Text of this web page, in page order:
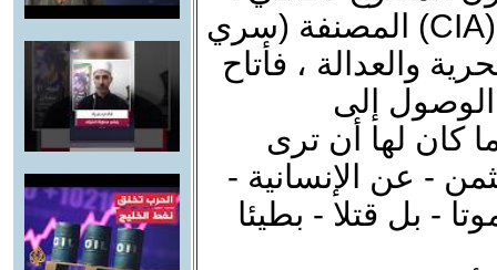
أسانج بنشره لوثائق وكر الأفاعي السامة (CIA) المصنفة (سري
والعدالة ، فأتاح
الوصول إلى
كان لها أن ترى
الثمن - عن الإنسانية -
- بل قتلا - بطيئا